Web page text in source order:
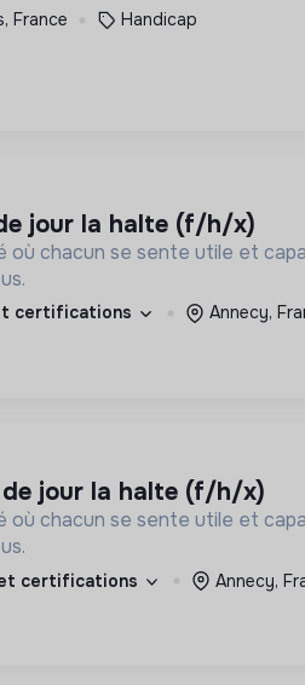
France Handicap
jour la halte (f/h/x)
chacun se sente utile et
certifications Annecy,
jour la halte (f/h/x)
chacun se sente utile et
certifications Annecy,